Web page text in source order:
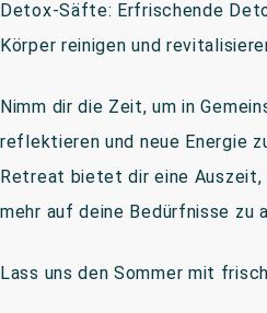
Detox-Säfte: Erfrischende
Körper reinigen und
Nimm dir die Zeit, um in
reflektieren und neue Energie
Retreat bietet dir eine Auszeit,
mehr auf deine Bedürfnisse zu
Lass uns den Sommer mit